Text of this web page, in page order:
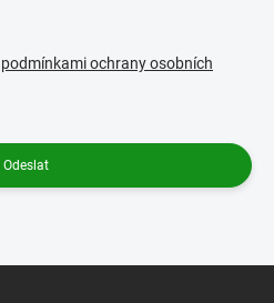
podmínkami ochrany osobních
Odeslat